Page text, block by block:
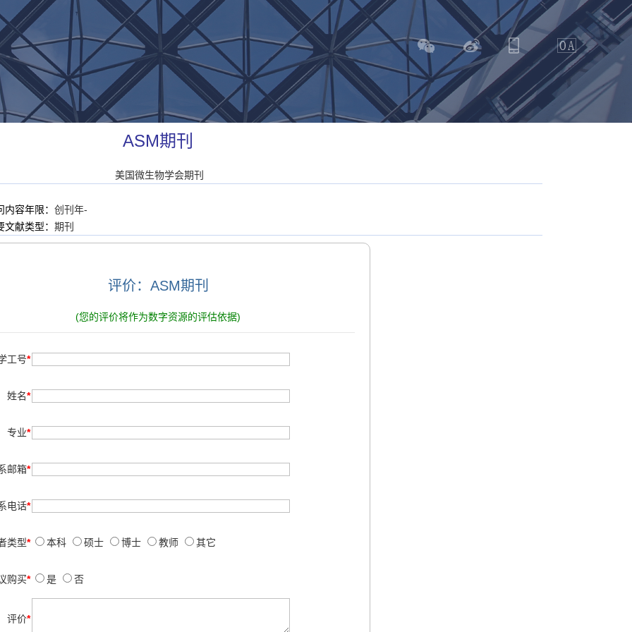
ASM期刊
美国微生物学会期刊
内容年限： 创刊年-
文献类型： 期刊
评价：ASM期刊
(您的评价将作为数字资源的评估依据)
工号*
姓名*
专业*
邮箱*
电话*
类型* 本科 硕士 博士 教师 其它
购买* 是 否
评价*